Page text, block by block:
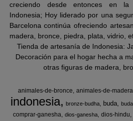
creciendo desde entonces en la
Indonesia; Hoy liderado por una
Barcelona continúa ofreciendo
madera, bronce, piedra, plata, vidrio,
Tienda de artesanía de Indonesia:
Decoración para el hogar hecha a
otras figuras de madera,
animales-de-bronce animales-de-madera
indonesia
bronze-budha buda
comprar-ganesha dios-ganesha dios-hindu